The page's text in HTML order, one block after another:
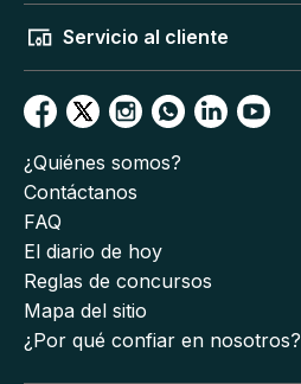
Servicio al cliente
¿Quiénes somos?
Contáctanos
FAQ
El diario de hoy
Reglas de concursos
Mapa del sitio
¿Por qué confiar en nosotros?